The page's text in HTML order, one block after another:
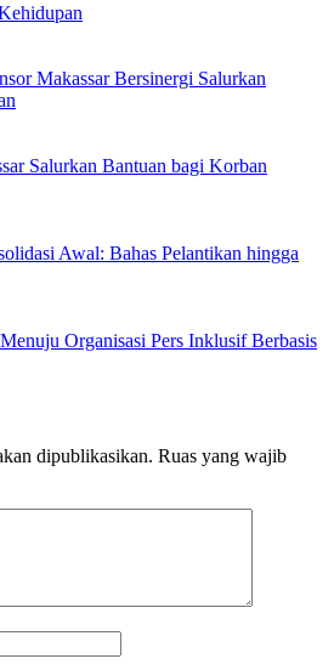
Makassar Bersinergi Salurkan
Salurkan Bantuan bagi Korban
Awal: Bahas Pelantikan hingga
Organisasi Pers Inklusif Berbasis
dipublikasikan. Ruas yang wajib